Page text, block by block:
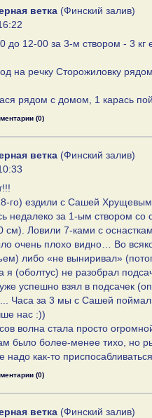
ветка (Финский залив)
до 12-00 за 3-м створом - 3
на речку Сторожиловку
рядом с домом, 1 карась
(0)
ветка (Финский залив)
го) ездили с Сашей
недалеко за 1-ым створом
см). Ловили 7-ками с
очень плохо видно… Во
либо «не выниривал»
я (оболтус) не разобрал
успешно взял в подсачек
Часа за 3 мы с Сашей
нас :))
волна стала просто
было более-менее тихо, но
надо как-то
(0)
ветка (Финский залив)